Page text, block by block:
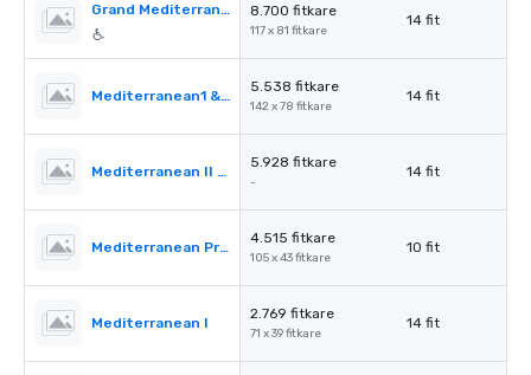
Grand Mediterranean Ballroom 8.700 fitkare
117 x 81 fitkare
14 fit
Mediterranean1 & 2
5.538 fitkare
142 x 78 fitkare
14 fit
Mediterranean II & III
5.928 fitkare
-
14 fit
Mediterranean PreFunction
4.515 fitkare
105 x 43 fitkare
10 fit
Mediterranean I
2.769 fitkare
71 x 39 fitkare
14 fit